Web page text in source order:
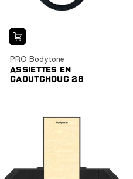
PRO Bodytone
ASSIETTES EN
CAOUTCHOUC 28